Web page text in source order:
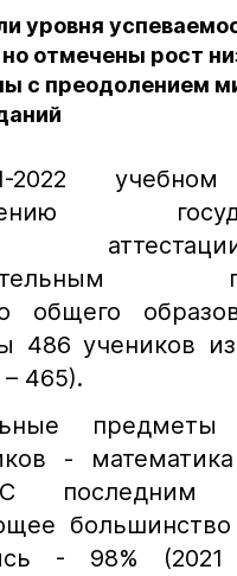
уровня
отмечены рост
с преодолением
2022
общего
486 учеников
– 465).
-
последним
большинство
- 98%